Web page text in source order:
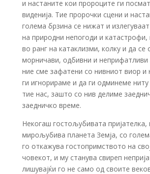
и настаните кои пророците ги
виденија. Тие пророчки сцени и
голема брзина се нижат и
на природни непогоди и катастрофи,
во ранг на катаклизми, колку и да се
морничави, одбивни и неприфатливи
ние сме зафатени со нивниот виор
ги игнорираме и да ги одминеме
тие нас, зашто со нив делиме
заедничко време.
Некогаш гостољубивата
мирољубива планета Земја, со
го откажува гостопримството на
човекот, и му станува свиреп
лишувајќи го не само од своите